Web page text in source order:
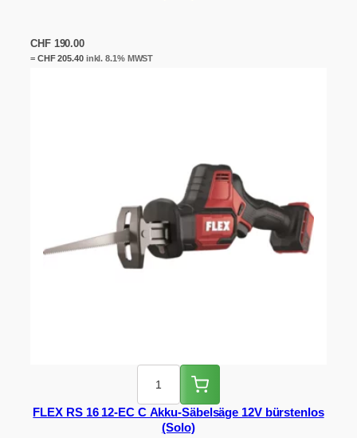
CHF190.00
= CHF205.40inkl. 8.1% MWST
FLEX RS 16 12-EC C Akku-Säbelsäge 12V bürstenlos
(Solo)